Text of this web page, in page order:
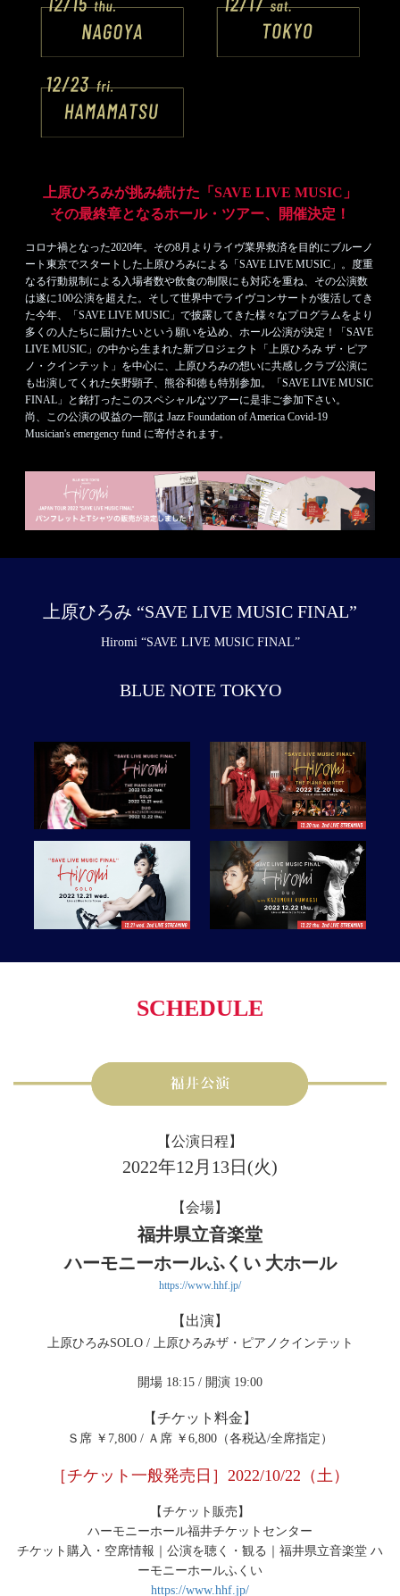
上原ひろみが挑み続けた「SAVE LIVE MUSIC」
その最終章となるホール・ツアー、開催決定！
コロナ禍となった2020年。その8月よりライヴ業界救済を目的にブルーノ
ート東京でスタートした上原ひろみによる「SAVE LIVE MUSIC」。度重
なる行動規制による入場者数や飲食の制限にも対応を重ね、その公演数
は遂に100公演を超えた。そして世界中でライヴコンサートが復活してき
た今年、「SAVE LIVE MUSIC」で披露してきた様々なプログラムをより
多くの人たちに届けたいという願いを込め、ホール公演が決定！「SAVE
LIVE MUSIC」の中から生まれた新プロジェクト「上原ひろみ ザ・ピア
ノ・クインテット」を中心に、上原ひろみの想いに共感しクラブ公演に
も出演してくれた矢野顕子、熊谷和徳も特別参加。「SAVE LIVE MUSIC
FINAL」と銘打ったこのスペシャルなツアーに是非ご参加下さい。
尚、この公演の収益の一部は Jazz Foundation of America Covid-19
Musician's emergency fund に寄付されます。
上原ひろみ “SAVE LIVE MUSIC FINAL”
Hiromi “SAVE LIVE MUSIC FINAL”
BLUE NOTE TOKYO
SCHEDULE
【公演日程】
2022年12月13日(火)
【会場】
福井県立音楽堂
ハーモニーホールふくい 大ホール
https://www.hhf.jp/
【出演】
上原ひろみSOLO / 上原ひろみザ・ピアノクインテット
開場 18:15 / 開演 19:00
【チケット料金】
Ｓ席 ￥7,800 / Ａ席 ￥6,800（各税込/全席指定）
［チケット一般発売日］2022/10/22（土）
【チケット販売】
ハーモニーホール福井チケットセンター
チケット購入・空席情報｜公演を聴く・観る｜福井県立音楽堂 ハ
ーモニーホールふくい
https://www.hhf.jp/